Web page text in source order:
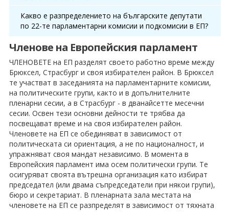
Какво е разпределението на българските депутати
по 22-те парламентарни комисии и подкомисии в ЕП?
Членове на Европейския парламент
ЧЛЕНОВЕТЕ на ЕП разделят своето работно време между
Брюксел, Страсбург и своя избирателен район. В Брюксел
те участват в заседанията на парламентарните комисии,
на политическите групи, както и в допълнителните
пленарни сесии, а в Страсбург - в дванайсетте месечни
сесии. Освен тези основни дейности те трябва да
посвещават време и на своя избирателен район.
Членовете на ЕП се обединяват в зависимост от
политическата си ориентация, а не по националност, и
упражняват своя мандат независимо. В момента в
Европейския парламент има осем политически групи. Те
осигуряват своята вътрешна организация като избират
председател (или двама съпредседатели при някои групи),
бюро и секретариат. В пленарната зала местата на
членовете на ЕП се разпределят в зависимост от тяхната